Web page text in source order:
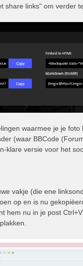
share links" om verder
waarmee je je foto
(waar BBCode
klare versie voor het
vakje (die ene
op en is nu
hem nu in je post